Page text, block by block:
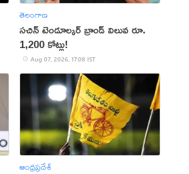
తెలంగాణ
సచిన్ టెండూల్కర్ బ్రాండ్ విలువ రూ.
1,200 కోట్లు!
Aug 07, 2026, 17:08 IST
ఆంధ్రప్రదేశ్